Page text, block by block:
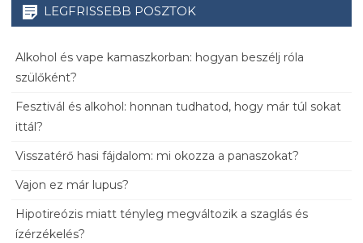
LEGFRISSEBB POSZTOK
Alkohol és vape kamaszkorban: hogyan beszélj róla
szülőként?
Fesztivál és alkohol: honnan tudhatod, hogy már túl sokat
ittál?
Visszatérő hasi fájdalom: mi okozza a panaszokat?
Vajon ez már lupus?
Hipotireózis miatt tényleg megváltozik a szaglás és
ízérzékelés?